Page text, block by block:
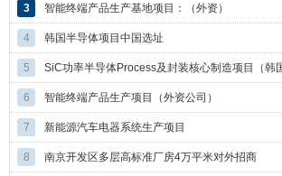
3 智能终端产品生产基地项目：（外资）
4 韩国半导体项目中国选址
5 SiC功率半导体Process及封装核心制造项目（韩
6 智能终端产品生产项目（外资公司）
7 新能源汽车电器系统生产项目
8 南京开发区多层高标准厂房4万平米对外招商